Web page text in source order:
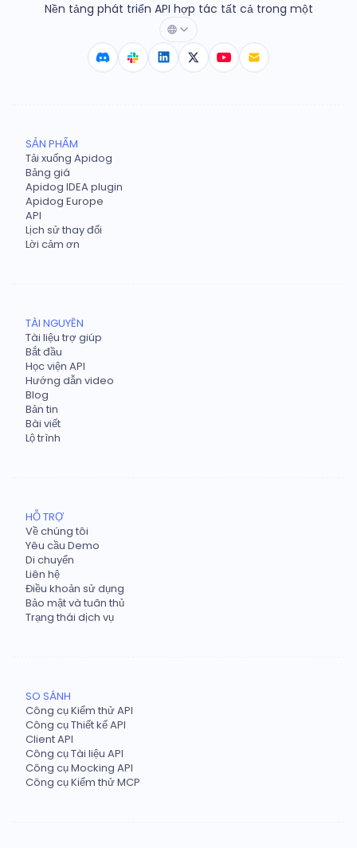
Nền tảng phát triển API hợp tác tất cả trong một
SẢN PHẨM
Tải xuống Apidog
Bảng giá
Apidog IDEA plugin
Apidog Europe
API
Lịch sử thay đổi
Lời cảm ơn
TÀI NGUYÊN
Tài liệu trợ giúp
Bắt đầu
Học viện API
Hướng dẫn video
Blog
Bản tin
Bài viết
Lộ trình
HỖ TRỢ
Về chúng tôi
Yêu cầu Demo
Di chuyển
Liên hệ
Điều khoản sử dụng
Bảo mật và tuân thủ
Trạng thái dịch vụ
SO SÁNH
Công cụ Kiểm thử API
Công cụ Thiết kế API
Client API
Công cụ Tài liệu API
Công cụ Mocking API
Công cụ Kiểm thử MCP